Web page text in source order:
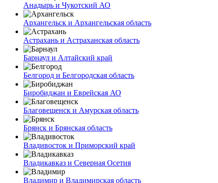
Анадырь и Чукотский АО
Архангельск и Архангельская область
Астрахань и Астраханская область
Барнаул и Алтайский край
Белгород и Белгородская область
Биробиджан и Еврейская АО
Благовещенск и Амурская область
Брянск и Брянская область
Владивосток и Приморский край
Владикавказ и Северная Осетия
Владимир и Владимирская область